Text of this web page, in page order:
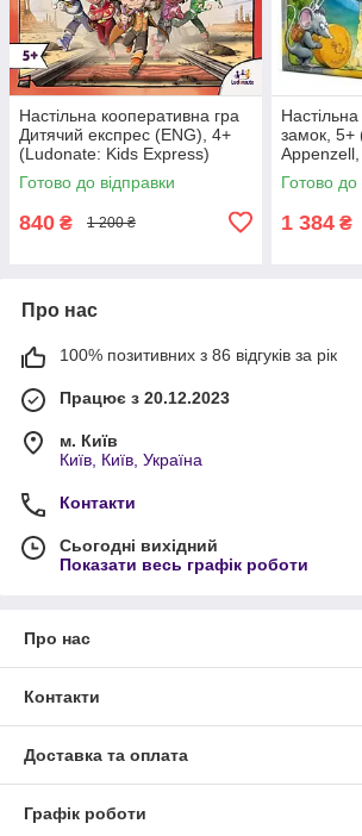
Настільна кооперативна гра
Дитячий експрес (ENG), 4+
(Ludonate: Kids Express)
Готово до відправки
840 ₴ 1 200 ₴
замок, 5+
Готово до
1 384 ₴
Про нас
100% позитивних з 86 відгуків за рік
Працює з 20.12.2023
м. Київ
Київ, Київ, Україна
Контакти
Сьогодні вихідний
Показати весь графік роботи
Про нас
Контакти
Доставка та оплата
Графік роботи